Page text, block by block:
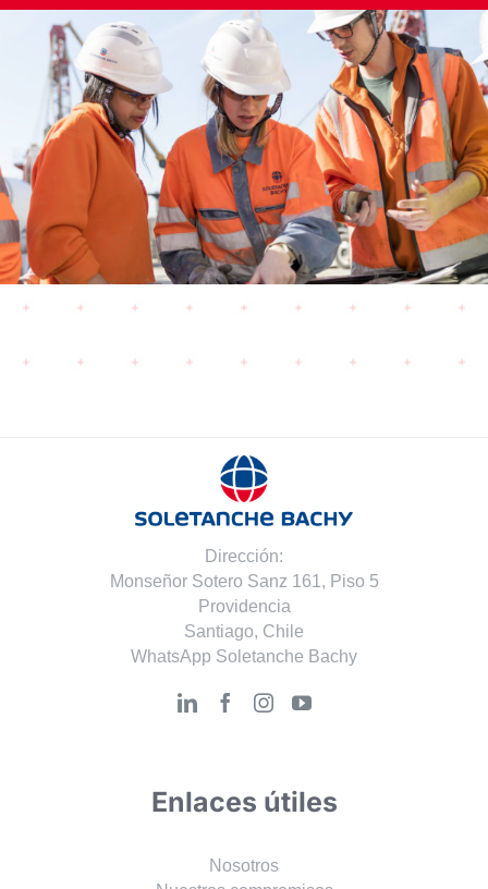
Dirección:
Monseñor Sotero Sanz 161, Piso 5
Providencia
Santiago, Chile
WhatsApp Soletanche Bachy
Enlaces útiles
Nosotros